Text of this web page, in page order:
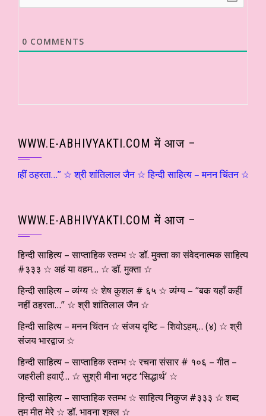
0 COMMENTS
WWW.E-ABHIVYAKTI.COM में आज –
☆ श्री शांतिलाल जैन ☆ हिन्दी साहित्य – मनन चिंतन ☆ संजय
WWW.E-ABHIVYAKTI.COM में आज –
हिन्दी साहित्य – साप्ताहिक स्तम्भ ☆ डॉ. मुक्ता का संवेदनात्मक साहित्य
#३३३ ☆ अहं या वहम… ☆ डॉ. मुक्ता ☆
हिन्दी साहित्य – व्यंग्य ☆ शेष कुशल # ६५ ☆ व्यंग्य – “बक यहाँ कहीं
नहीं ठहरता…” ☆ श्री शांतिलाल जैन ☆
हिन्दी साहित्य – मनन चिंतन ☆ संजय दृष्टि – शिवोऽहम्… (४) ☆ श्री
संजय भारद्वाज ☆
हिन्दी साहित्य – साप्ताहिक स्तम्भ ☆ रचना संसार # १०६ – गीत –
जहरीली हवाएँ… ☆ सुश्री मीना भट्ट ‘सिद्धार्थ’ ☆
हिन्दी साहित्य – साप्ताहिक स्तम्भ ☆ साहित्य निकुज #३३३ ☆ शब्द
तुम मीत मेरे ☆ डॉ. भावना शुक्ल ☆